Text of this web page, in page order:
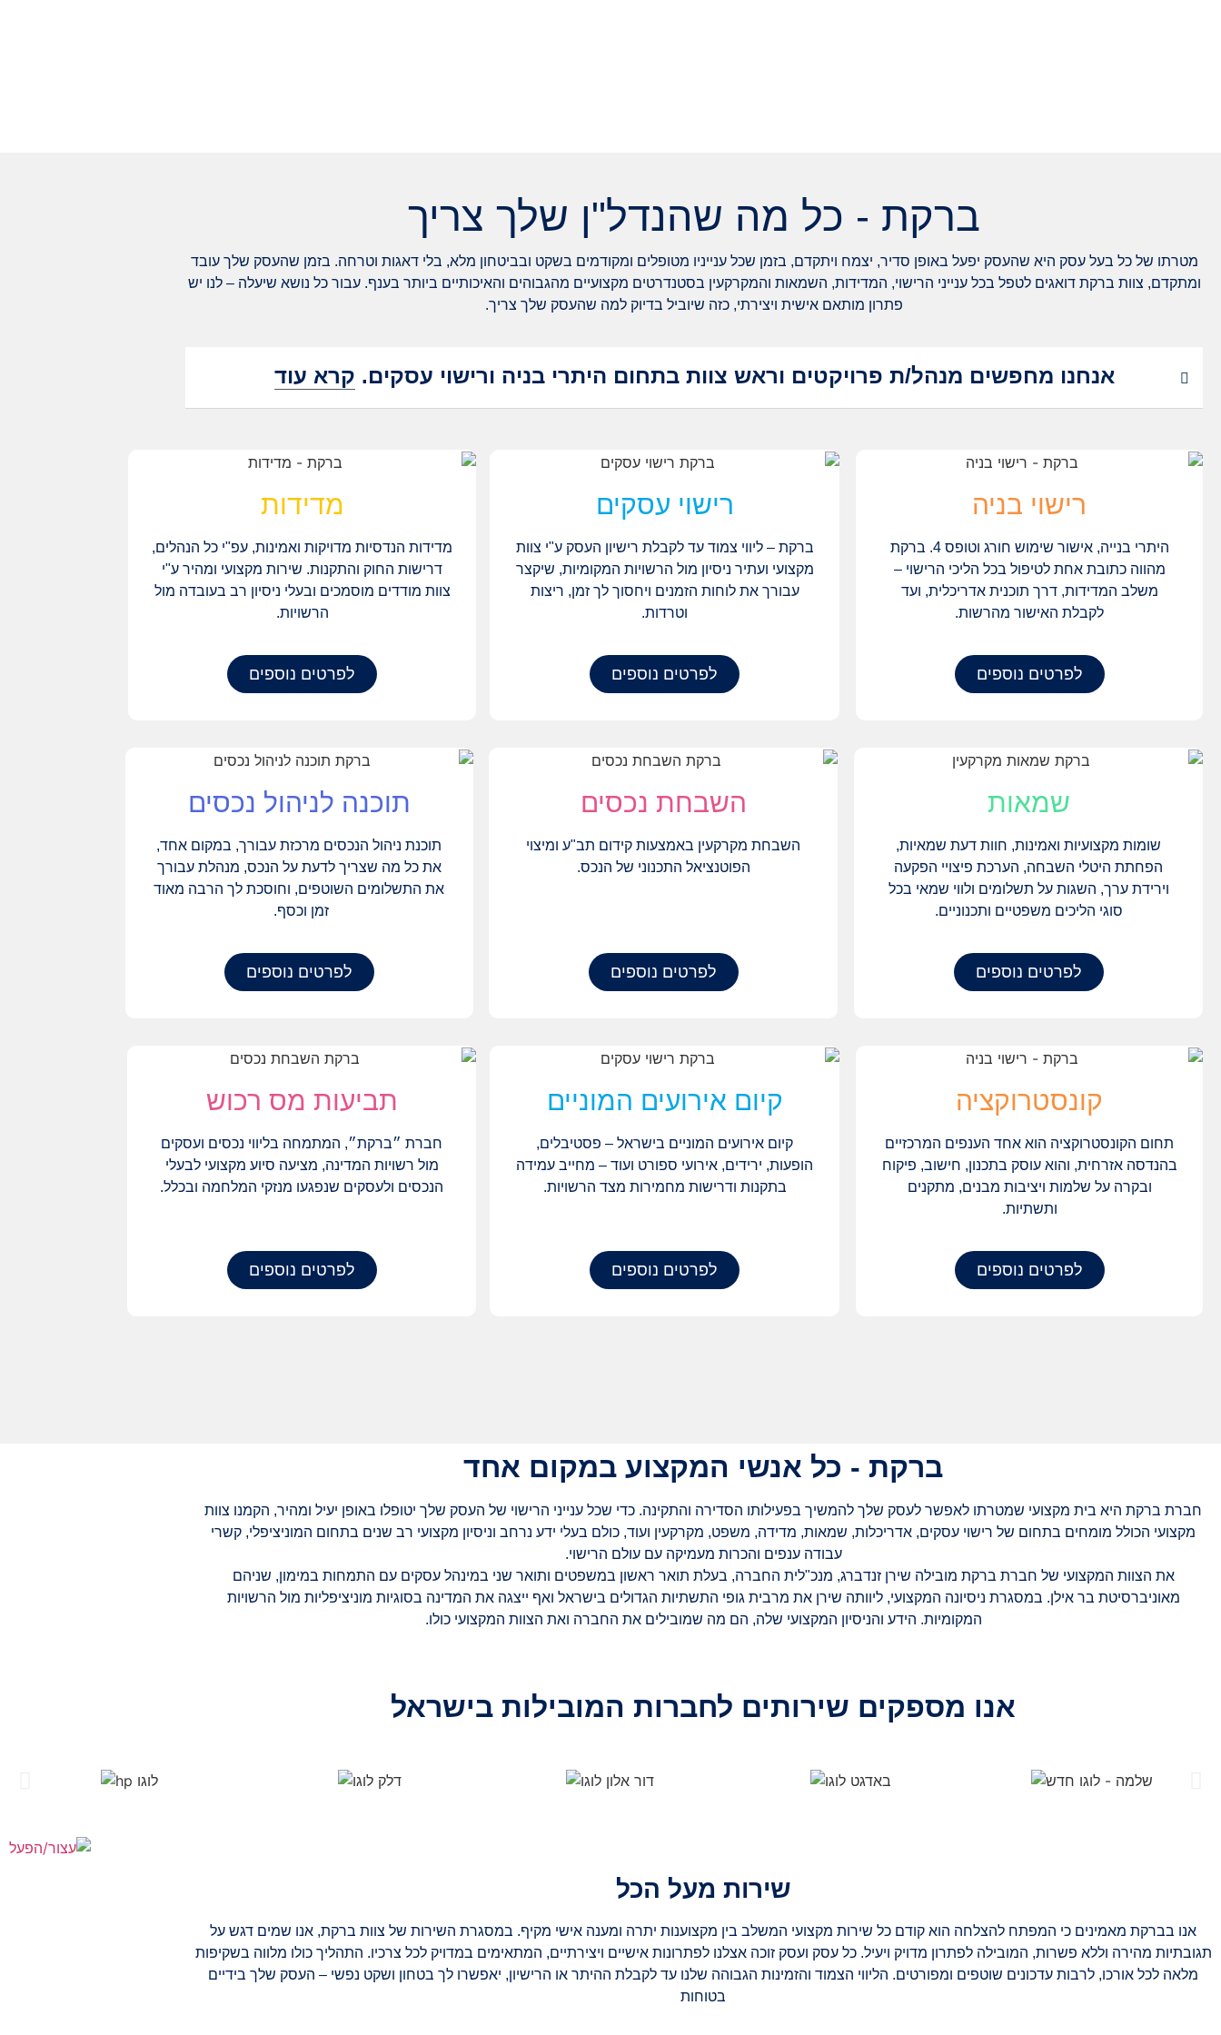
ברקת - כל מה שהנדל"ן שלך צריך
מטרתו של כל בעל עסק היא שהעסק יפעל באופן סדיר, יצמח ויתקדם, בזמן שכל ענייניו מטופלים ומקודמים בשקט ובביטחון מלא, בלי דאגות וטרחה. בזמן שהעסק שלך עובד
ומתקדם, צוות ברקת דואגים לטפל בכל ענייני הרישוי, המדידות, השמאות והמקרקעין בסטנדרטים מקצועיים מהגבוהים והאיכותיים ביותר בענף. עבור כל נושא שיעלה – לנו יש
פתרון מותאם אישית ויצירתי, כזה שיוביל בדיוק למה שהעסק שלך צריך.
אנחנו מחפשים מנהל/ת פרויקטים וראש צוות בתחום היתרי בניה ורישוי עסקים. קרא עוד
רישוי בניה
היתרי בנייה, אישור שימוש חורג וטופס 4. ברקת
מהווה כתובת אחת לטיפול בכל הליכי הרישוי –
משלב המדידות, דרך תוכנית אדריכלית, ועד
לקבלת האישור מהרשות.
לפרטים נוספים
רישוי עסקים
ברקת – ליווי צמוד עד לקבלת רישיון העסק ע"י צוות
מקצועי ועתיר ניסיון מול הרשויות המקומיות, שיקצר
עבורך את לוחות הזמנים ויחסוך לך זמן, ריצות
וטרדות.
לפרטים נוספים
מדידות
מדידות הנדסיות מדויקות ואמינות, עפ"י כל הנהלים,
דרישות החוק והתקנות. שירות מקצועי ומהיר ע"י
צוות מודדים מוסמכים ובעלי ניסיון רב בעובדה מול
הרשויות.
לפרטים נוספים
שמאות
שומות מקצועיות ואמינות, חוות דעת שמאיות,
הפחתת היטלי השבחה, הערכת פיצויי הפקעה
וירידת ערך, השגות על תשלומים ולווי שמאי בכל
סוגי הליכים משפטיים ותכנוניים.
לפרטים נוספים
השבחת נכסים
השבחת מקרקעין באמצעות קידום תב"ע ומיצוי
הפוטנציאל התכנוני של הנכס.
לפרטים נוספים
תוכנה לניהול נכסים
תוכנת ניהול הנכסים מרכזת עבורך, במקום אחד,
את כל מה שצריך לדעת על הנכס, מנהלת עבורך
את התשלומים השוטפים, וחוסכת לך הרבה מאוד
זמן וכסף.
לפרטים נוספים
קונסטרוקציה
תחום הקונסטרוקציה הוא אחד הענפים המרכזיים
בהנדסה אזרחית, והוא עוסק בתכנון, חישוב, פיקוח
ובקרה על שלמות ויציבות מבנים, מתקנים
ותשתיות.
לפרטים נוספים
קיום אירועים המוניים
קיום אירועים המוניים בישראל – פסטיבלים,
הופעות, ירידים, אירועי ספורט ועוד – מחייב עמידה
בתקנות ודרישות מחמירות מצד הרשויות.
לפרטים נוספים
תביעות מס רכוש
חברת ״ברקת״, המתמחה בליווי נכסים ועסקים
מול רשויות המדינה, מציעה סיוע מקצועי לבעלי
הנכסים ולעסקים שנפגעו מנזקי המלחמה ובכלל.
לפרטים נוספים
ברקת - כל אנשי המקצוע במקום אחד
חברת ברקת היא בית מקצועי שמטרתו לאפשר לעסק שלך להמשיך בפעילותו הסדירה והתקינה. כדי שכל ענייני הרישוי של העסק שלך יטופלו באופן יעיל ומהיר, הקמנו צוות
מקצועי הכולל מומחים בתחום של רישוי עסקים, אדריכלות, שמאות, מדידה, משפט, מקרקעין ועוד, כולם בעלי ידע נרחב וניסיון מקצועי רב שנים בתחום המוניציפלי, קשרי
עבודה ענפים והכרות מעמיקה עם עולם הרישוי.
את הצוות המקצועי של חברת ברקת מובילה שירן זנדברג, מנכ"לית החברה, בעלת תואר ראשון במשפטים ותואר שני במינהל עסקים עם התמחות במימון, שניהם
מאוניברסיטת בר אילן. במסגרת ניסיונה המקצועי, ליוותה שירן את מרבית גופי התשתיות הגדולים בישראל ואף ייצגה את המדינה בסוגיות מוניציפליות מול הרשויות
המקומיות. הידע והניסיון המקצועי שלה, הם מה שמובילים את החברה ואת הצוות המקצועי כולו.
אנו מספקים שירותים לחברות המובילות בישראל
שירות מעל הכל
אנו בברקת מאמינים כי המפתח להצלחה הוא קודם כל שירות מקצועי המשלב בין מקצוענות יתרה ומענה אישי מקיף. במסגרת השירות של צוות ברקת, אנו שמים דגש על
תגובתיות מהירה וללא פשרות, המובילה לפתרון מדויק ויעיל. כל עסק ועסק זוכה אצלנו לפתרונות אישיים ויצירתיים, המתאימים במדויק לכל צרכיו. התהליך כולו מלווה בשקיפות
מלאה לכל אורכו, לרבות עדכונים שוטפים ומפורטים. הליווי הצמוד והזמינות הגבוהה שלנו עד לקבלת ההיתר או הרישיון, יאפשרו לך בטחון ושקט נפשי – העסק שלך בידיים
בטוחות